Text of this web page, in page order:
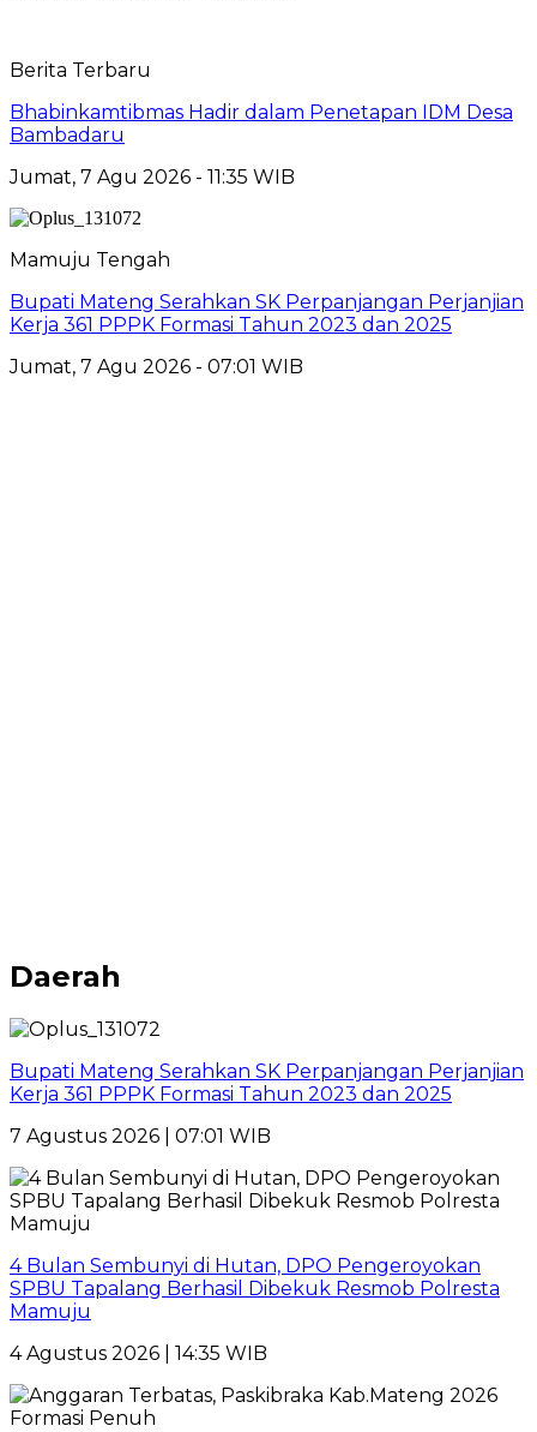
Berita Terbaru
Bhabinkamtibmas Hadir dalam Penetapan IDM Desa
Bambadaru
Jumat, 7 Agu 2026 - 11:35 WIB
Mamuju Tengah
Bupati Mateng Serahkan SK Perpanjangan Perjanjian
Kerja 361 PPPK Formasi Tahun 2023 dan 2025
Jumat, 7 Agu 2026 - 07:01 WIB
Daerah
Bupati Mateng Serahkan SK Perpanjangan Perjanjian
Kerja 361 PPPK Formasi Tahun 2023 dan 2025
7 Agustus 2026 | 07:01 WIB
4 Bulan Sembunyi di Hutan, DPO Pengeroyokan
SPBU Tapalang Berhasil Dibekuk Resmob Polresta
Mamuju
4 Agustus 2026 | 14:35 WIB